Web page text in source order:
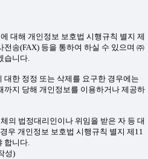
대해 개인정보 보호법 시행규칙 별지 제
송(FAX) 등을 통하여 하실 수 있으며 ㈜
습니다.
한 정정 또는 삭제를 요구한 경우에는
까지 당해 개인정보를 이용하거나 제공하
의 법정대리인이나 위임을 받은 자 등 대
우 개인정보 보호법 시행규칙 별지 제11
합니다.
성)